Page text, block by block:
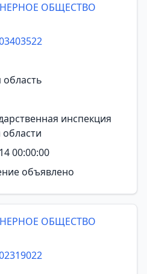
ОБЩЕСТВО
область
инспекция
00:00:00
объявлено
ОБЩЕСТВО